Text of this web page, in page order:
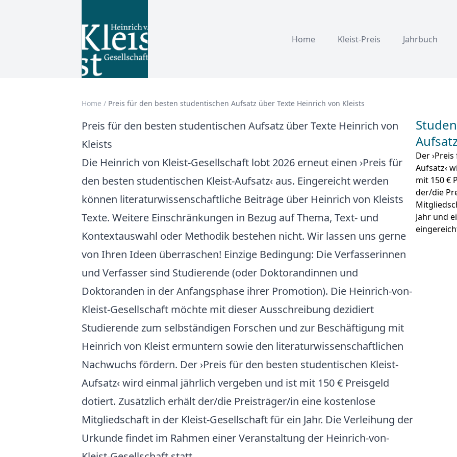
Home Kleist-Preis Jahrbuch
Home / Preis für den besten studentischen Aufsatz über Texte Heinrich von Kleists
Preis für den besten studentischen Aufsatz über Texte Heinrich von
Kleists
Die Heinrich von Kleist-Gesellschaft lobt 2026 erneut einen ›Preis für
den besten studentischen Kleist-Aufsatz‹ aus. Eingereicht werden
können literaturwissenschaftliche Beiträge über Heinrich von Kleists
Texte. Weitere Einschränkungen in Bezug auf Thema, Text- und
Kontextauswahl oder Methodik bestehen nicht. Wir lassen uns gerne
von Ihren Ideen überraschen! Einzige Bedingung: Die Verfasserinnen
und Verfasser sind Studierende (oder Doktorandinnen und
Doktoranden in der Anfangsphase ihrer Promotion). Die Heinrich-von-
Kleist-Gesellschaft möchte mit dieser Ausschreibung dezidiert
Studierende zum selbständigen Forschen und zur Beschäftigung mit
Heinrich von Kleist ermuntern sowie den literaturwissenschaftlichen
Nachwuchs fördern. Der ›Preis für den besten studentischen Kleist-
Aufsatz‹ wird einmal jährlich vergeben und ist mit 150 € Preisgeld
dotiert. Zusätzlich erhält der/die Preisträger/in eine kostenlose
Mitgliedschaft in der Kleist-Gesellschaft für ein Jahr. Die Verleihung der
Urkunde findet im Rahmen einer Veranstaltung der Heinrich-von-
Der
Aufsatz‹
mit 150 €
der/die
Jahr und